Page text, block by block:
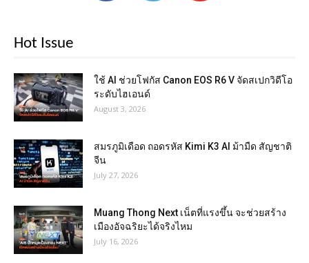
Hot Issue
ใช้ AI ช่วยโฟกัส Canon EOS R6 V จัดสเปกวิดีโอ
ระดับไฮเอนด์
August 3, 2026
สมรภูมิเดือด ถอดรหัส Kimi K3 AI ม้ามืด สัญชาติ
จีน
July 27, 2026
Muang Thong Next เน็ตที่แรงขึ้น จะช่วยสร้าง
เมืองอัจฉริยะได้จริงไหม
July 16, 2026